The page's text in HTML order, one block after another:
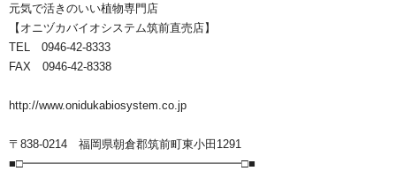
元気で活きのいい植物専門店
【オニヅカバイオシステム筑前直売店】
TEL 0946-42-8333
FAX 0946-42-8338
http://www.onidukabiosystem.co.jp
〒838-0214 福岡県朝倉郡筑前町東小田1291
■□━━━━━━━━━━━━━━━━━━━□■